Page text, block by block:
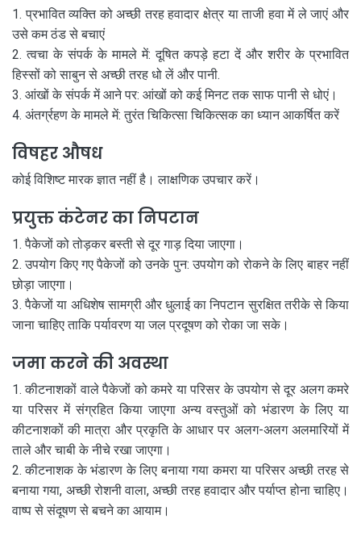
प्रभावित व्यक्ति को अच्छी तरह हवादार क्षेत्र या ताजी हवा में ले जाएं और
उसे कम ठंड से बचाएं
त्वचा के संपर्क के मामले में: दूषित कपड़े हटा दें और शरीर के प्रभावित
हिस्सों को साबुन से अच्छी तरह धो लें और पानी.
आंखों के संपर्क में आने पर: आंखों को कई मिनट तक साफ पानी से धोएं।
अंतर्ग्रहण के मामले में: तुरंत चिकित्सा चिकित्सक का ध्यान आकर्षित करें
विषहर औषध
कोई विशिष्ट मारक ज्ञात नहीं है। लाक्षणिक उपचार करें।
प्रयुक्त कंटेनर का निपटान
पैकेजों को तोड़कर बस्ती से दूर गाड़ दिया जाएगा।
उपयोग किए गए पैकेजों को उनके पुन: उपयोग को रोकने के लिए बाहर नहीं
छोड़ा जाएगा।
पैकेजों या अधिशेष सामग्री और धुलाई का निपटान सुरक्षित तरीके से किया
जाना चाहिए ताकि पर्यावरण या जल प्रदूषण को रोका जा सके।
जमा करने की अवस्था
कीटनाशकों वाले पैकेजों को कमरे या परिसर के उपयोग से दूर अलग कमरे
या परिसर में संग्रहित किया जाएगा अन्य वस्तुओं को भंडारण के लिए या
कीटनाशकों की मात्रा और प्रकृति के आधार पर अलग-अलग अलमारियों में
ताले और चाबी के नीचे रखा जाएगा।
कीटनाशक के भंडारण के लिए बनाया गया कमरा या परिसर अच्छी तरह से
बनाया गया, अच्छी रोशनी वाला, अच्छी तरह हवादार और पर्याप्त होना चाहिए।
वाष्प से संदूषण से बचने का आयाम।